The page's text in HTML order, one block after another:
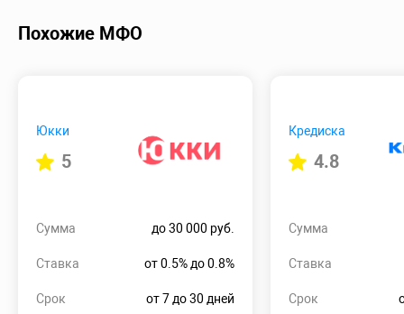
Похожие МФО
Юкки
5
Сумма до 30 000 руб.
Ставка от 0.5% до 0.8%
Срок от 7 до 30 дней
Кредиска
4.8
Сумма
Ставка
Срок